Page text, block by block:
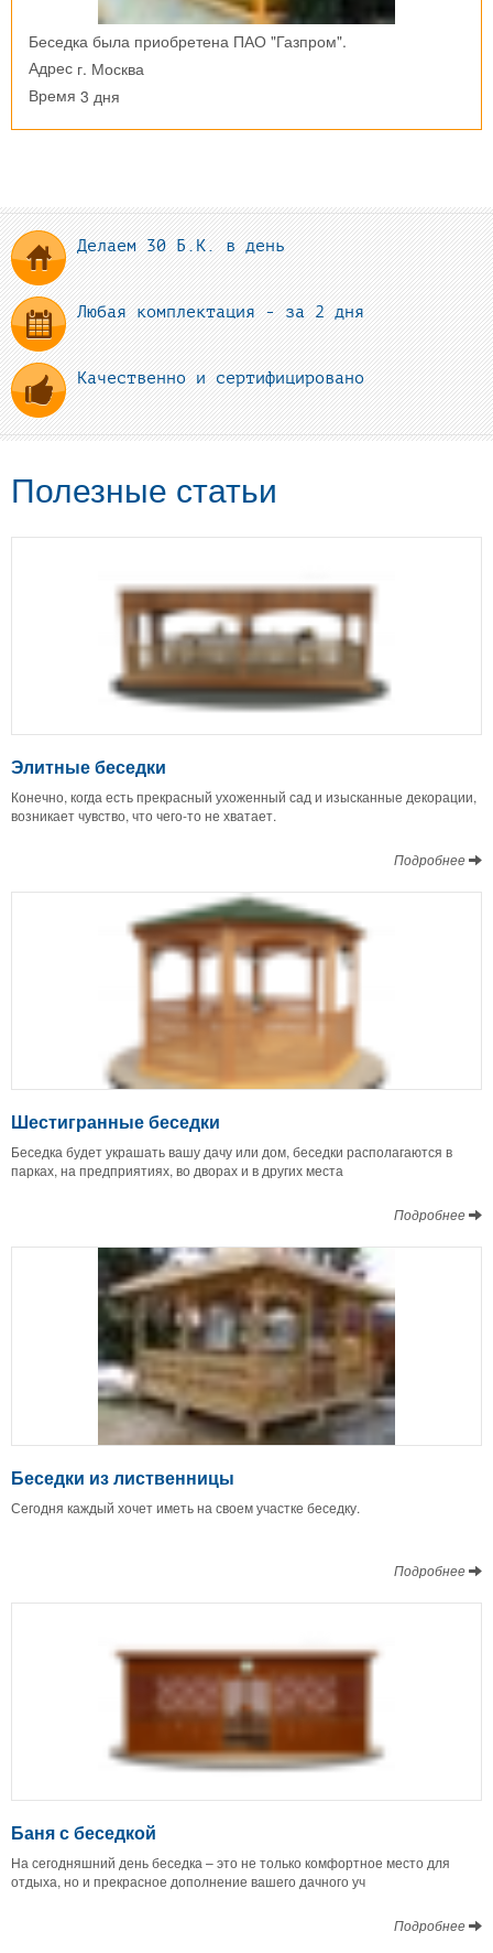
Беседка была приобретена ПАО "Газпром".
Адрес г. Москва
Время 3 дня
Делаем 30 Б.К. в день
Любая комплектация - за 2 дня
Качественно и сертифицировано
Полезные статьи
Элитные беседки
Конечно, когда есть прекрасный ухоженный сад и изысканные декорации,
возникает чувство, что чего-то не хватает.
Подробнее
Шестигранные беседки
Беседка будет украшать вашу дачу или дом, беседки располагаются в
парках, на предприятиях, во дворах и в других места
Подробнее
Беседки из лиственницы
Сегодня каждый хочет иметь на своем участке беседку.
Подробнее
Баня с беседкой
На сегодняшний день беседка – это не только комфортное место для
отдыха, но и прекрасное дополнение вашего дачного уч
Подробнее